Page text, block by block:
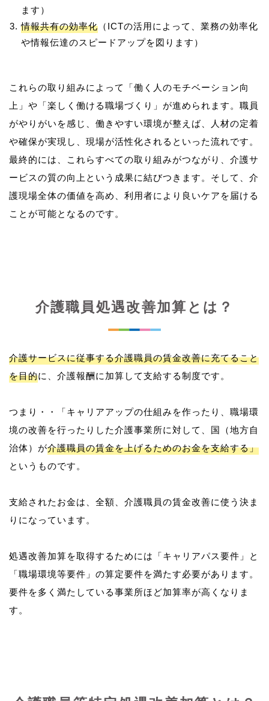
ます）
情報共有の効率化 （ICTの活用によって、業務の効率化
や情報伝達のスピードアップを図ります）
これらの取り組みによって「働く人のモチベーション向
上」や「楽しく働ける職場づくり」が進められます。職員
がやりがいを感じ、働きやすい環境が整えば、人材の定着
や確保が実現し、現場が活性化されるといった流れです。
最終的には、これらすべての取り組みがつながり、介護サ
ービスの質の向上という成果に結びつきます。そして、介
護現場全体の価値を高め、利用者により良いケアを届ける
介護職員処遇改善加算とは？
介護サービスに従事する介護職員の賃金改善に充てること
を目的に、介護報酬に加算して支給する制度です。
つまり・・「キャリアアップの仕組みを作ったり、職場環
境の改善を行ったりした介護事業所に対して、国（地方自
治体）が介護職員の賃金を上げるためのお金を支給する」
というものです。
支給されたお金は、全額、介護職員の賃金改善に使う決ま
りになっています。
処遇改善加算を取得するためには「キャリアパス要件」と
「職場環境等要件」の算定要件を満たす必要があります。
要件を多く満たしている事業所ほど加算率が高くなりま
す。